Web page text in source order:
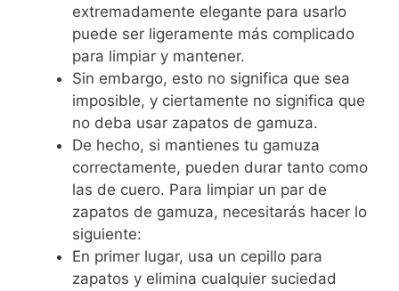
extremadamente elegante para usarlo
puede ser ligeramente más complicado
para limpiar y mantener.
Sin embargo, esto no significa que sea
imposible, y ciertamente no significa que
no deba usar zapatos de gamuza.
De hecho, si mantienes tu gamuza
correctamente, pueden durar tanto como
las de cuero. Para limpiar un par de
zapatos de gamuza, necesitarás hacer lo
siguiente:
En primer lugar, usa un cepillo para
zapatos y elimina cualquier suciedad